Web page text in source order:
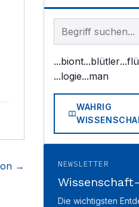
→
Begriff im Lexikon
...biont...blütler
...logie...man
WAHRIG
NEWSLETTER
Die wichtigsten